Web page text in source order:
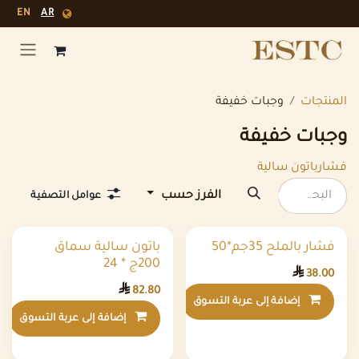
AR
EN
المنتجات وجبات خفيفة
وجبات خفيفة
فشارباتون سالية
الفرز حسب عوامل التصفية
فشار بالملح 35جم*50
38.00

إضافة إلى عربة التسوق إضافة إلى قائمة
باتون سالية سماق
200ج * 24
82.80

إضافة إلى عربة التسوق